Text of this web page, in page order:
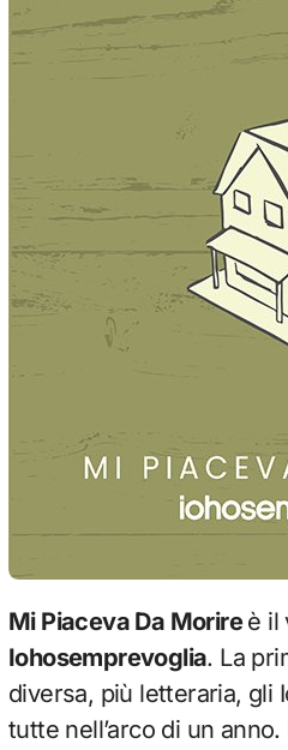
Mi Piaceva Da Morireè il
Iohosemprevoglia. La
diversa, più letteraria, gli
tutte nell’arco di un